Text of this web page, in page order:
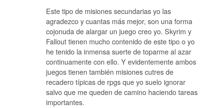
Este tipo de misiones secundarias yo las
agradezco y cuantas más mejor, son una forma
cojonuda de alargar un juego creo yo. Skyrim y
Fallout tienen mucho contenido de este tipo o yo
he tenido la inmensa suerte de toparme al azar
continuamente con ello. Y evidentemente ambos
juegos tienen también misiones cutres de
recadero típicas de rpgs que yo suelo ignorar
salvo que me queden de camino haciendo tareas
importantes.